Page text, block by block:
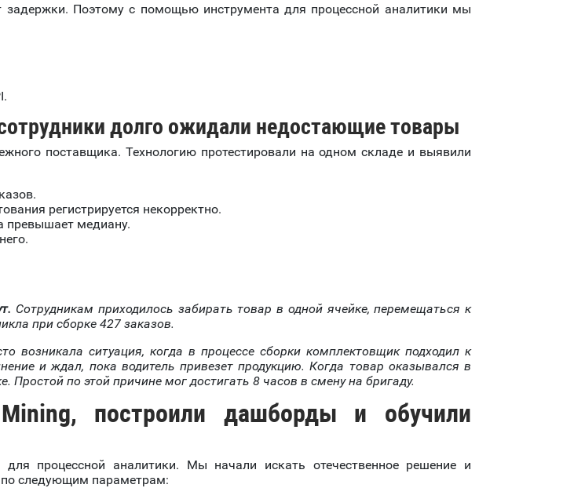
задержки. Поэтому с помощью инструмента для процессной аналитики мы
долго ожидали недостающие товары
поставщика. Технологию протестировали на одном складе и выявили
регистрируется некорректно.
превышает медиану.
Сотрудникам приходилось забирать товар в одной ячейке, перемещаться к
при сборке 427 заказов.
возникала ситуация, когда в процессе сборки комплектовщик подходил к
и ждал, пока водитель привезет продукцию. Когда товар оказывался в
по этой причине мог достигать 8 часов в смену на бригаду.
построили дашборды и обучили
процессной аналитики. Мы начали искать отечественное решение и
следующим параметрам: